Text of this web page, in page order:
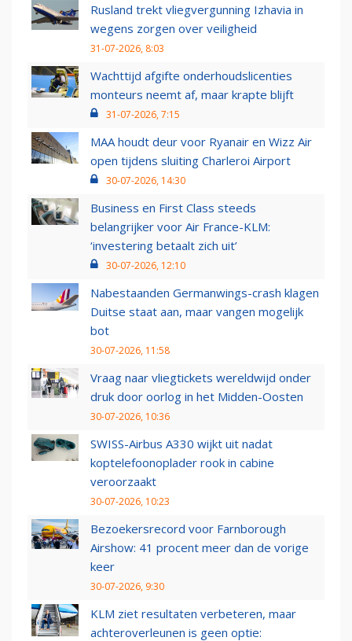
Rusland trekt vliegvergunning Izhavia in
wegens zorgen over veiligheid
31-07-2026, 8:03
Wachttijd afgifte onderhoudslicenties
monteurs neemt af, maar krapte blijft
31-07-2026, 7:15
MAA houdt deur voor Ryanair en Wizz Air
open tijdens sluiting Charleroi Airport
30-07-2026, 14:30
Business en First Class steeds
belangrijker voor Air France-KLM:
‘investering betaalt zich uit’
30-07-2026, 12:10
Nabestaanden Germanwings-crash klagen
Duitse staat aan, maar vangen mogelijk
bot
30-07-2026, 11:58
Vraag naar vliegtickets wereldwijd onder
druk door oorlog in het Midden-Oosten
30-07-2026, 10:36
SWISS-Airbus A330 wijkt uit nadat
koptelefoonoplader rook in cabine
veroorzaakt
30-07-2026, 10:23
Bezoekersrecord voor Farnborough
Airshow: 41 procent meer dan de vorige
keer
30-07-2026, 9:30
KLM ziet resultaten verbeteren, maar
achteroverleunen is geen optie: